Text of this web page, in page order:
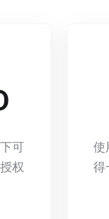
可
权
使
得